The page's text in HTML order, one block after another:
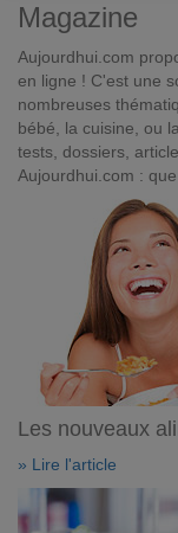
Magazine
Aujourdhui.com
en ligne ! C'est une
nombreuses
bébé, la cuisine, ou
tests, dossiers,
Aujourdhui.com :
Les nouveaux
» Lire l'article